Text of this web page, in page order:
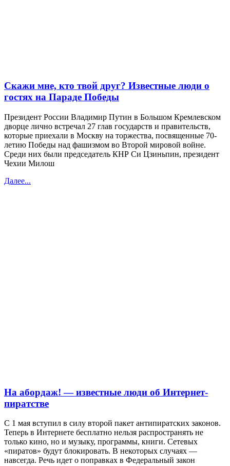
Скажи мне, кто твой друг? Известные люди о
гостях на Параде Победы
Президент России Владимир Путин в Большом Кремлевском
дворце лично встречал 27 глав государств и правительств,
которые приехали в Москву на торжества, посвященные 70-
летию Победы над фашизмом во Второй мировой войне.
Среди них были председатель КНР Си Цзиньпин, президент
Чехии Милош
Далее...
На абордаж! — известные люди об Интернет-
пиратстве
С 1 мая вступил в силу второй пакет антипиратских законов.
Теперь в Интернете бесплатно нельзя распространять не
только кино, но и музыку, программы, книги. Сетевых
«пиратов» будут блокировать. В некоторых случаях —
навсегда. Речь идет о поправках в Федеральный закон